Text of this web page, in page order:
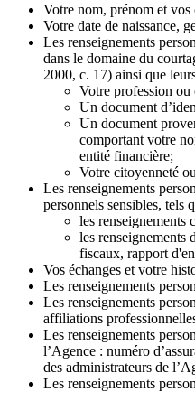
Votre nom, prénom et vos
Votre date de naissance,
Les renseignements
dans le domaine du
2000, c. 17) ainsi que
Votre profession
Un document
Un document
comportant votre
entité financière;
Votre citoyenneté
Les renseignements
personnels sensibles, tels
les renseignements
les renseignements
fiscaux, rapport
Vos échanges et votre
Les renseignements
Les renseignements
affiliations
Les renseignements
l’Agence : numéro
des administrateurs de
Les renseignements